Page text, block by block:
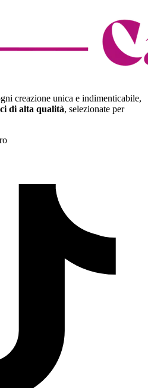
creazione unica e indimenticabile,
di alta qualità, selezionate per